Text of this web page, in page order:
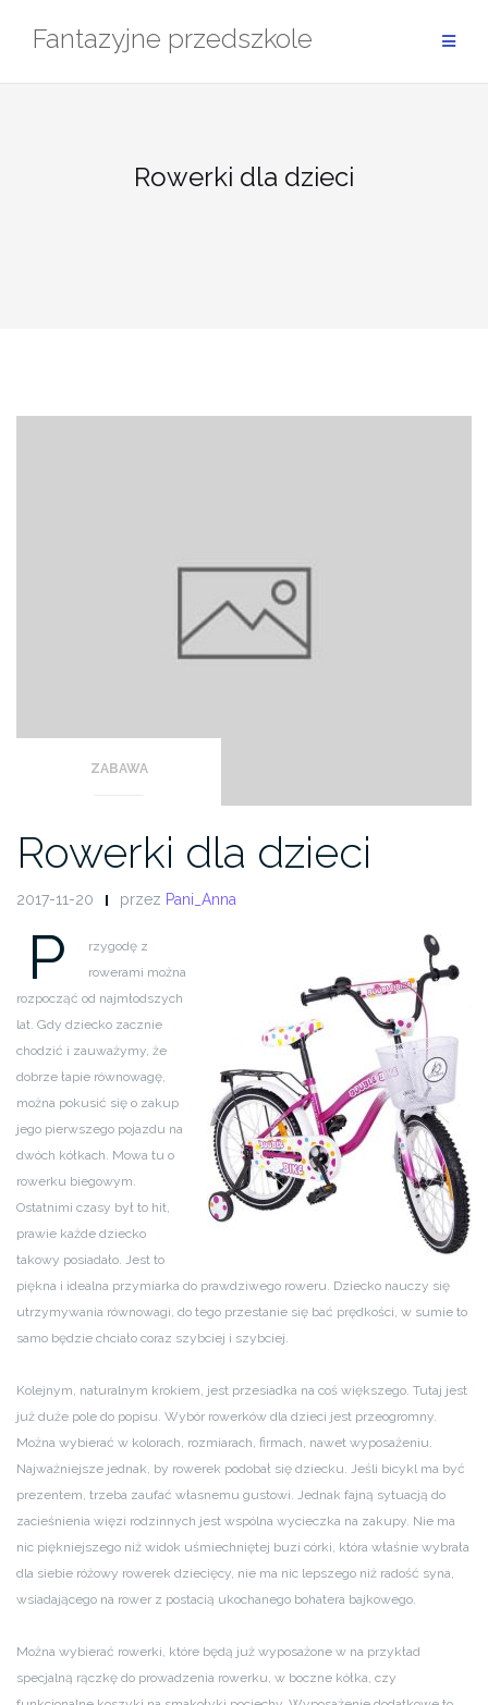
Fantazyjne przedszkole
Rowerki dla dzieci
ZABAWA
Rowerki dla dzieci
2017-11-20 przez Pani_Anna
P
rzygodę z
rowerami można
rozpocząć od najmłodszych
lat. Gdy dziecko zacznie
chodzić i zauważymy, że
dobrze łapie równowagę,
można pokusić się o zakup
jego pierwszego pojazdu na
dwóch kółkach. Mowa tu o
rowerku biegowym.
Ostatnimi czasy był to hit,
prawie każde dziecko
takowy posiadało. Jest to
piękna i idealna przymiarka do prawdziwego roweru. Dziecko nauczy się
utrzymywania równowagi, do tego przestanie się bać prędkości, w sumie to
samo będzie chciało coraz szybciej i szybciej.
Kolejnym, naturalnym krokiem, jest przesiadka na coś większego. Tutaj jest
już duże pole do popisu. Wybór rowerków dla dzieci jest przeogromny.
Można wybierać w kolorach, rozmiarach, firmach, nawet wyposażeniu.
Najważniejsze jednak, by rowerek podobał się dziecku. Jeśli bicykl ma być
prezentem, trzeba zaufać własnemu gustowi. Jednak fajną sytuacją do
zacieśnienia więzi rodzinnych jest wspólna wycieczka na zakupy. Nie ma
nic piękniejszego niż widok uśmiechniętej buzi córki, która właśnie wybrała
dla siebie różowy rowerek dziecięcy, nie ma nic lepszego niż radość syna,
wsiadającego na rower z postacią ukochanego bohatera bajkowego.
Można wybierać rowerki, które będą już wyposażone w na przykład
specjalną rączkę do prowadzenia rowerku, w boczne kółka, czy